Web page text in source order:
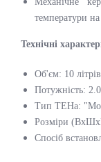
температури
Технічні
Об'єм: 10 літрів
Потужність:
Тип ТЕНа:
Розміри
Спосіб